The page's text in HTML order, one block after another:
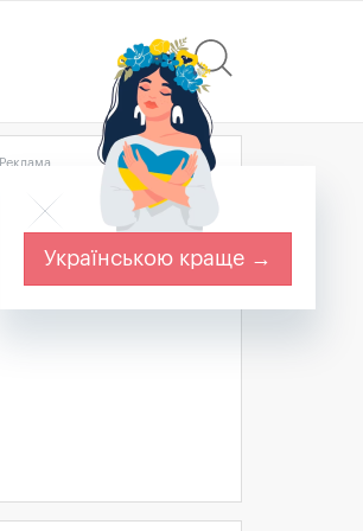
Реклама
Українською краще →